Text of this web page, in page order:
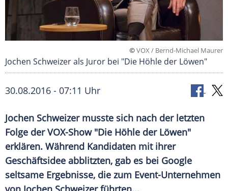
©VOX / Bernd-Michael Maurer
Jochen Schweizer als Juror bei "Die Höhle der Löwen"
30.08.2016 - 07:11 Uhr
Jochen Schweizer musste sich nach der letzten
Folge der VOX-Show "Die Höhle der Löwen"
erklären. Während Kandidaten mit ihrer
Geschäftsidee abblitzten, gab es bei Google
seltsame Ergebnisse, die zum Event-Unternehmen